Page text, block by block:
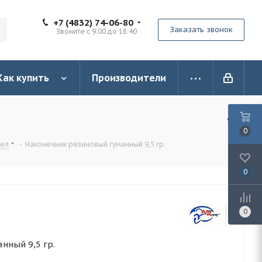
+7 (4832) 74-06-80
Звоните с 9:00 до 18:40 Заказать звонок
купить Производители
- Наконечник резиновый гуманный 9,5 гр.
9,5 гр.
0
0
0